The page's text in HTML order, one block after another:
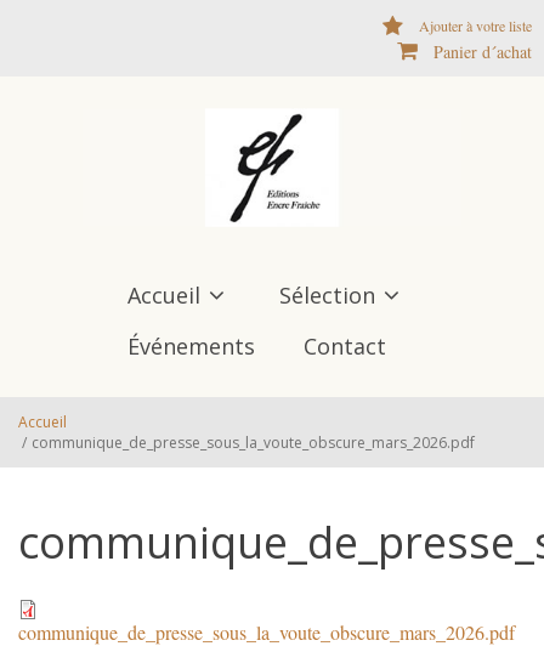
Ajouter à votre liste
Panier d´achat
Accueil
Sélection
Événements
Contact
Accueil
/ communique_de_presse_sous_la_voute_obscure_mars_2026.pdf
communique_de_presse_sous_la_voute_obscure_mars_2026.pdf